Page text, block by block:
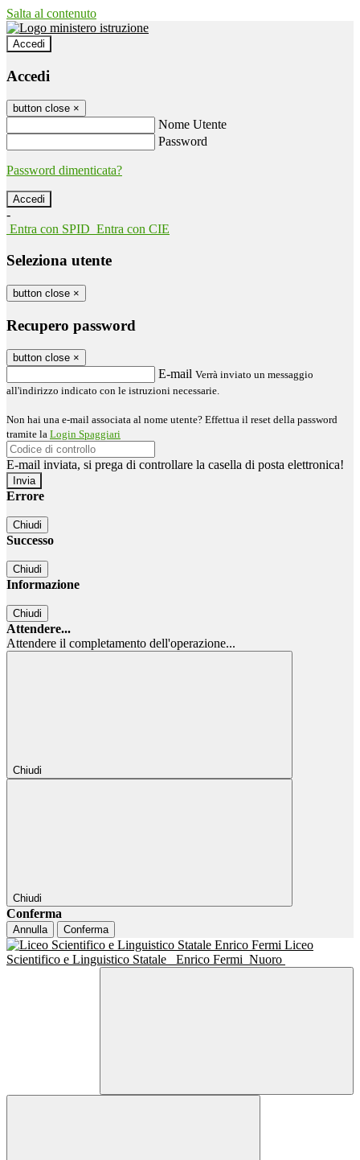
Salta al contenuto
Accedi
Accedi
button close ×
Nome Utente
Password
Password dimenticata?
-
Entra con SPID Entra con CIE
Seleziona utente
button close ×
Recupero password
button close ×
E-mail Verrà inviato un messaggio
all'indirizzo indicato con le istruzioni necessarie.
Non hai una e-mail associata al nome utente? Effettua il reset della password
tramite la Login Spaggiari
E-mail inviata, si prega di controllare la casella di posta elettronica!
Errore
Chiudi
Successo
Chiudi
Informazione
Chiudi
Attendere...
Attendere il completamento dell'operazione...
Chiudi
Chiudi
Conferma
Annulla Conferma
Liceo
Scientifico e Linguistico Statale
Enrico Fermi Nuoro